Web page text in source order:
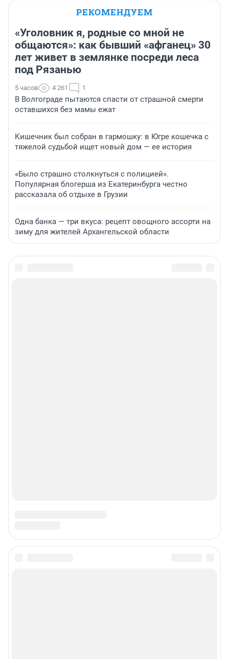
РЕКОМЕНДУЕМ
«Уголовник я, родные со мной не
общаются»: как бывший «афганец» 30
лет живет в землянке посреди леса
под Рязанью
5 часов 4 261 1
В Волгограде пытаются спасти от страшной смерти
оставшихся без мамы ежат
Кишечник был собран в гармошку: в Югре кошечка с
тяжелой судьбой ищет новый дом — ее история
«Было страшно столкнуться с полицией».
Популярная блогерша из Екатеринбурга честно
рассказала об отдыхе в Грузии
Одна банка — три вкуса: рецепт овощного ассорти на
зиму для жителей Архангельской области